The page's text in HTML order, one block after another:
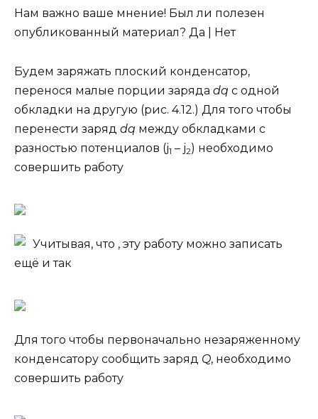
Нам важно ваше мнение! Был ли полезен
опубликованный материал? Да | Нет
Будем заряжать плоский конденсатор,
перенося малые порции заряда dq с одной
обкладки на другую (рис. 4.12.) Для того чтобы
перенести заряд dq между обкладками с
разностью потенциалов (j1 – j2) необходимо
совершить работу
Учитывая, что , эту работу можно записать
ещё и так
Для того чтобы первоначально незаряженному
конденсатору сообщить заряд Q, необходимо
совершить работу